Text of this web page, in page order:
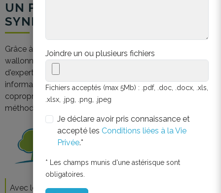
Joindre un ou plusieurs fichiers
Fichiers acceptés (max 5Mb) : .pdf, .doc, .docx, .xls,
.xlsx, .jpg, .png, .jpeg
Je déclare avoir pris connaissance et
accepté lesConditions liées à la Vie
Privée.*
* Les champs munis d'une astérisque sont
obligatoires.
UN PÔLE D’EXPERTISE DÉDIÉ
SYNDICS
Grâce à des subsides obtenus en Régions bruxelloise et
wallonne, Federia a crééSyndic Reno Support, un pôle
d'expertise unique en son genre. Ce pôle centralise les
informations pertinentes, facilite leur relai auprès des
copropriétés et mutualise le développement d'outils et de
méthodologies spécifiques au rôle de syndic.
Avec le soutien de Bruxelles Environnement